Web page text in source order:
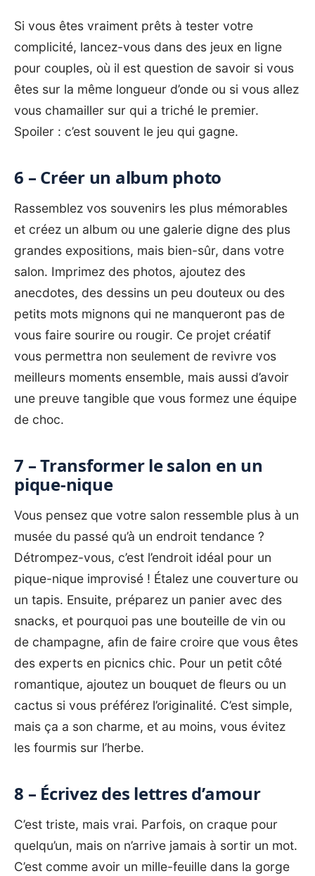
Si vous êtes vraiment prêts à tester votre
complicité, lancez-vous dans des jeux en ligne
pour couples, où il est question de savoir si vous
êtes sur la même longueur d’onde ou si vous allez
vous chamailler sur qui a triché le premier.
Spoiler : c’est souvent le jeu qui gagne.
6 – Créer un album photo
Rassemblez vos souvenirs les plus mémorables
et créez un album ou une galerie digne des plus
grandes expositions, mais bien-sûr, dans votre
salon. Imprimez des photos, ajoutez des
anecdotes, des dessins un peu douteux ou des
petits mots mignons qui ne manqueront pas de
vous faire sourire ou rougir. Ce projet créatif
vous permettra non seulement de revivre vos
meilleurs moments ensemble, mais aussi d’avoir
une preuve tangible que vous formez une équipe
de choc.
7 – Transformer le salon en un
pique-nique
Vous pensez que votre salon ressemble plus à un
musée du passé qu’à un endroit tendance ?
Détrompez-vous, c’est l’endroit idéal pour un
pique-nique improvisé ! Étalez une couverture ou
un tapis. Ensuite, préparez un panier avec des
snacks, et pourquoi pas une bouteille de vin ou
de champagne, afin de faire croire que vous êtes
des experts en picnics chic. Pour un petit côté
romantique, ajoutez un bouquet de fleurs ou un
cactus si vous préférez l’originalité. C’est simple,
mais ça a son charme, et au moins, vous évitez
les fourmis sur l’herbe.
8 – Écrivez des lettres d’amour
C’est triste, mais vrai. Parfois, on craque pour
quelqu’un, mais on n’arrive jamais à sortir un mot.
C’est comme avoir un mille-feuille dans la gorge